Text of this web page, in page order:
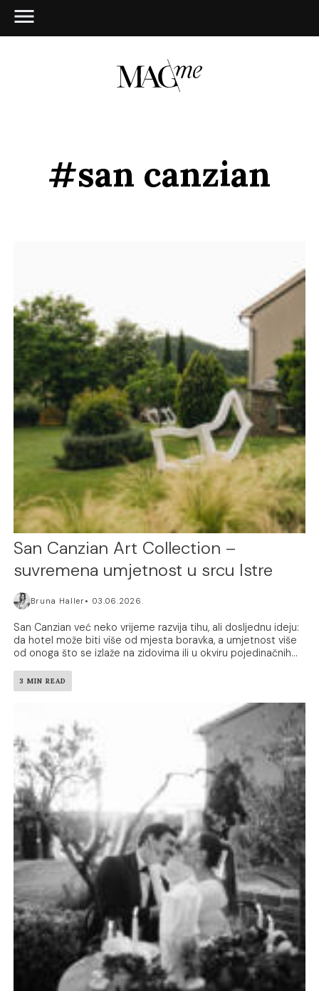
#san canzian
San Canzian Art Collection –
suvremena umjetnost u srcu Istre
Bruna Haller 03.06.2026.
San Canzian već neko vrijeme razvija tihu, ali dosljednu ideju:
da hotel može biti više od mjesta boravka, a umjetnost više
od onoga što se izlaže na zidovima ili u okviru pojedinačnih...
3 MIN READ